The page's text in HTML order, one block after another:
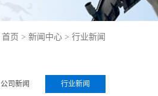
首页 > 新闻中心 > 行业新闻
公司新闻 行业新闻